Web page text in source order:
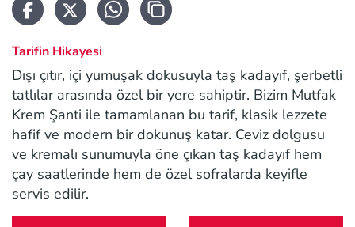
Tarifin Hikayesi
Dışı çıtır, içi yumuşak dokusuyla taş kadayıf, şerbetli
tatlılar arasında özel bir yere sahiptir. Bizim Mutfak
Krem Şanti ile tamamlanan bu tarif, klasik lezzete
hafif ve modern bir dokunuş katar. Ceviz dolgusu
ve kremalı sunumuyla öne çıkan taş kadayıf hem
çay saatlerinde hem de özel sofralarda keyifle
servis edilir.